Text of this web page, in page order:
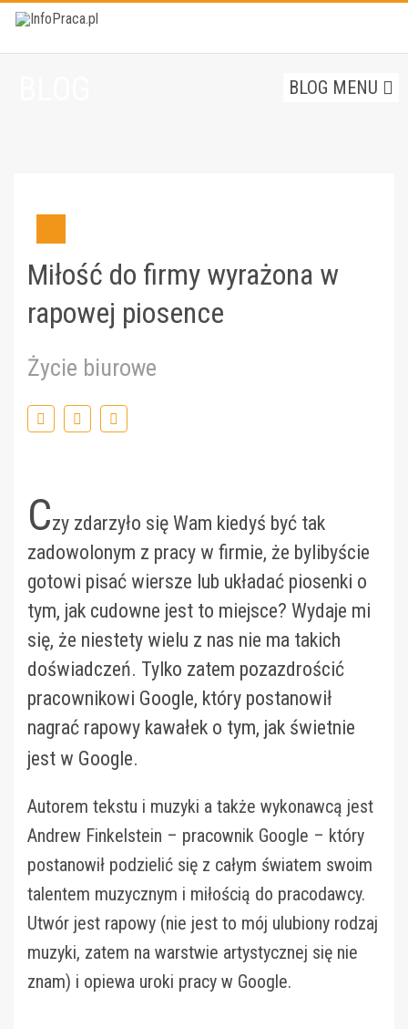
BLOG MENU
Miłość do firmy wyrażona w
rapowej piosence
Życie biurowe
Czy zdarzyło się Wam kiedyś być tak
zadowolonym z pracy w firmie, że bylibyście
gotowi pisać wiersze lub układać piosenki o
tym, jak cudowne jest to miejsce? Wydaje mi
się, że niestety wielu z nas nie ma takich
doświadczeń. Tylko zatem pozazdrościć
pracownikowi Google, który postanowił
nagrać rapowy kawałek o tym, jak świetnie
jest w Google.
Autorem tekstu i muzyki a także wykonawcą jest
Andrew Finkelstein – pracownik Google – który
postanowił podzielić się z całym światem swoim
talentem muzycznym i miłością do pracodawcy.
Utwór jest rapowy (nie jest to mój ulubiony rodzaj
muzyki, zatem na warstwie artystycznej się nie
znam) i opiewa uroki pracy w Google.